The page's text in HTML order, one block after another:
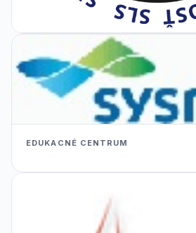
EDUKACNÉ CENTRUM